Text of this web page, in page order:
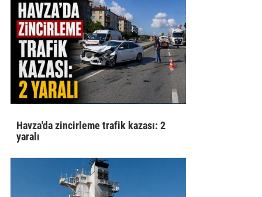
Havza'da zincirleme trafik kazası: 2
yaralı